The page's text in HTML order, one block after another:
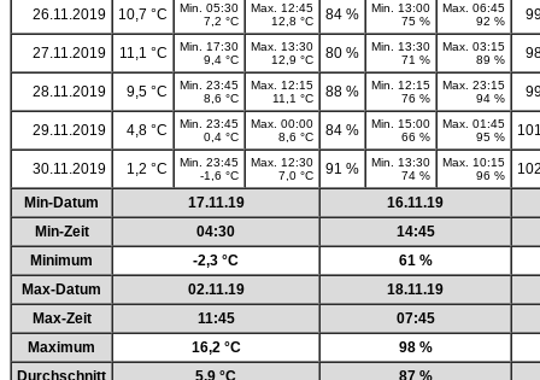
26.11.2019 10,7 °C
Min. 05:30
7,2 °C
Max. 12:45
12,8 °C
84 %
Min. 13:00
75 %
Max. 06:45
92 %
27.11.2019 11,1 °C
Min. 17:30
9,4 °C
Max. 13:30
12,9 °C
80 %
Min. 13:30
71 %
Max. 03:15
89 %
28.11.2019 9,5 °C
Min. 23:45
8,6 °C
Max. 12:15
11,1 °C
88 %
Min. 12:15
76 %
Max. 23:15
94 %
29.11.2019 4,8 °C
Min. 23:45
0,4 °C
Max. 00:00
8,6 °C
84 %
Min. 15:00
66 %
Max. 01:45
95 %
30.11.2019 1,2 °C
Min. 23:45
-1,6 °C
Max. 12:30
7,0 °C
91 %
Min. 13:30
74 %
Max. 10:15
96 %
Min-Datum
17.11.19
16.11.19
Min-Zeit
04:30
14:45
Minimum
-2,3 °C
61 %
Max-Datum
02.11.19
18.11.19
Max-Zeit
11:45
07:45
Maximum
16,2 °C
98 %
Durchschnitt
5,9 °C 87 %